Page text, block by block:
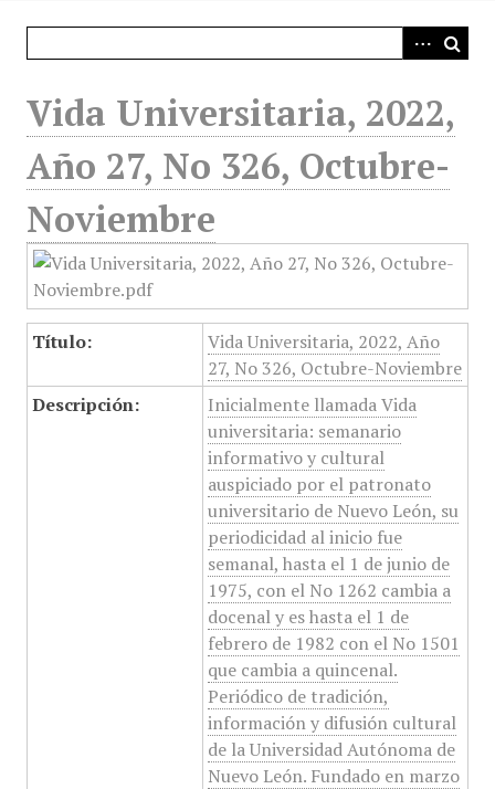
Vida Universitaria, 2022,
Año 27, No 326, Octubre-
Noviembre
Título:
Vida Universitaria, 2022, Año
27, No 326, Octubre-Noviembre
Descripción:
Inicialmente llamada Vida
universitaria: semanario
informativo y cultural
auspiciado por el patronato
universitario de Nuevo León, su
periodicidad al inicio fue
semanal, hasta el 1 de junio de
1975, con el No 1262 cambia a
docenal y es hasta el 1 de
febrero de 1982 con el No 1501
que cambia a quincenal.
Periódico de tradición,
información y difusión cultural
de la Universidad Autónoma de
Nuevo León. Fundado en marzo